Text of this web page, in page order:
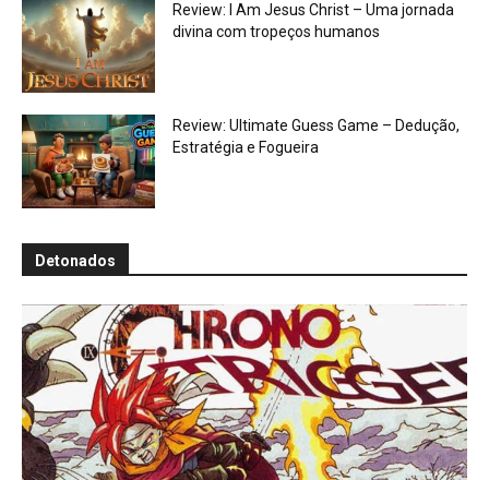
Review: I Am Jesus Christ – Uma jornada
divina com tropeços humanos
Review: Ultimate Guess Game – Dedução,
Estratégia e Fogueira
Detonados